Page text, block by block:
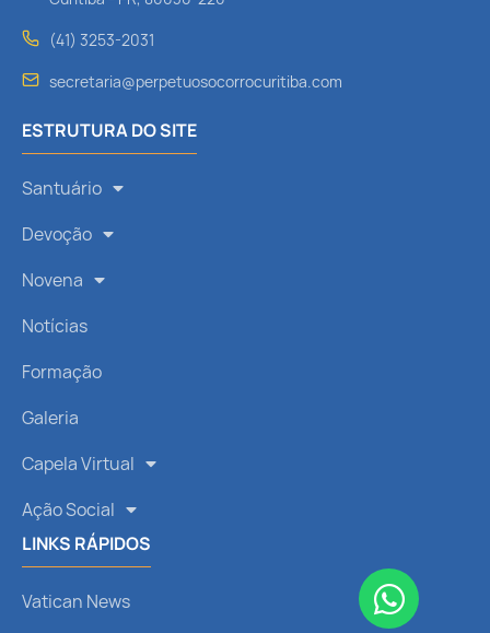
(41) 3253-2031
secretaria@perpetuosocorrocuritiba.com
ESTRUTURA DO SITE
Santuário
Devoção
Novena
Notícias
Formação
Galeria
Capela Virtual
Ação Social
LINKS RÁPIDOS
Vatican News